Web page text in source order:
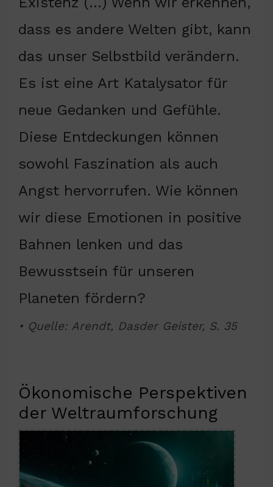
dass es andere Welten gibt, kann
das unser Selbstbild verändern.
Es ist eine Art Katalysator für
neue Gedanken und Gefühle.
Diese Entdeckungen können
sowohl Faszination als auch
Angst hervorrufen. Wie können
wir diese Emotionen in positive
Bahnen lenken und das
Bewusstsein für unseren
Planeten fördern?
• Quelle: Arendt, Dasder Geister, S. 35
Ökonomische Perspektiven
der Weltraumforschung